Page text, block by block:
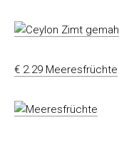
€ 2.29 Meeresfrüchte